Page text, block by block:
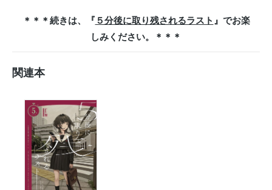
＊＊＊続きは、『 ５分後に取り残されるラスト 』でお楽
しみください。＊＊＊
関連本